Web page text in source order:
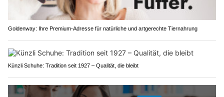
Goldenway: Ihre Premium-Adresse für natürliche und artgerechte Tiernahrung
Künzli Schuhe: Tradition seit 1927 – Qualität, die bleibt